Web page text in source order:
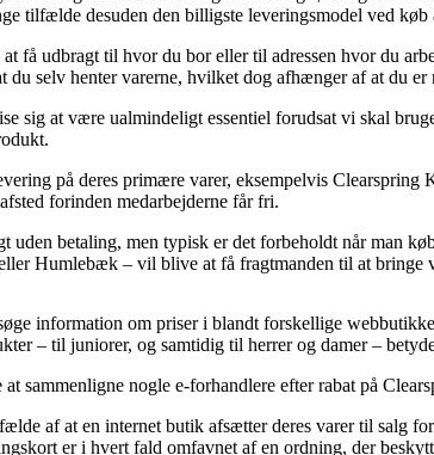
tilfælde desuden den billigste leveringsmodel ved
få udbragt til hvor du bor eller til adressen hvor du
selv henter varerne, hvilket dog afhænger af at du er
sig at være ualmindeligt essentiel forudsat vi skal
på deres primære varer, eksempelvis
forinden medarbejderne får fri.
uden betaling, men typisk er det forbeholdt når man
Humlebæk – vil blive at få fragtmanden til at bringe
information om priser i blandt forskellige
– til juniorer, og samtidig til herrer og damer –
sammenligne nogle e-forhandlere efter rabat på
af at en internet butik afsætter deres varer til salg
er i hvert fald omfavnet af en ordning, der